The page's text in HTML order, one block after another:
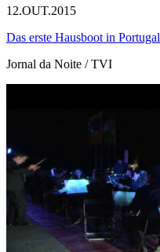
12.OUT.2015
Das erste Hausboot in Portugal
Jornal da Noite / TVI